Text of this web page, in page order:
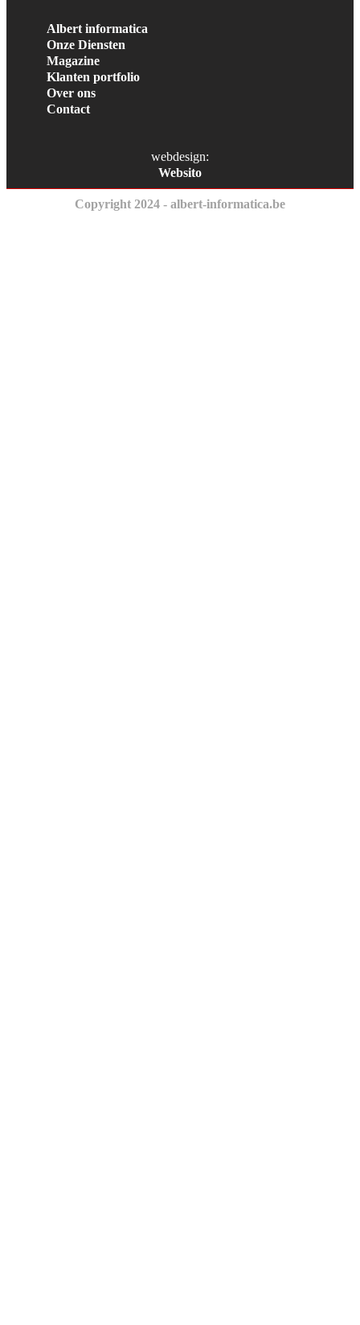
Albert informatica
Onze Diensten
Magazine
Klanten portfolio
Over ons
Contact
webdesign:
Websito
Copyright 2024 - albert-informatica.be